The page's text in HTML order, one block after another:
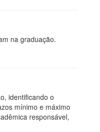
na graduação.
identificando o
mínimo e máximo
responsável,